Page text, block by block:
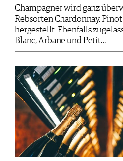
Champagner wird ganz
Rebsorten Chardonnay,
hergestellt. Ebenfalls
Blanc, Arbane und Petit…